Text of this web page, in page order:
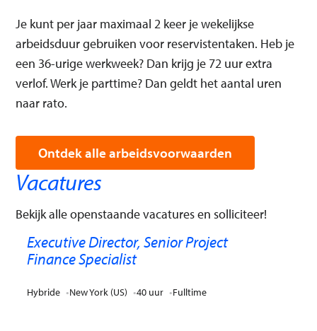
Je kunt per jaar maximaal 2 keer je wekelijkse
arbeidsduur gebruiken voor reservistentaken. Heb je
een 36-urige werkweek? Dan krijg je 72 uur extra
verlof. Werk je parttime? Dan geldt het aantal uren
naar rato.
Ontdek alle arbeidsvoorwaarden
Vacatures
Bekijk alle openstaande vacatures en solliciteer!
Executive Director, Senior Project
Finance Specialist
Hybride New York (US) 40 uur Fulltime